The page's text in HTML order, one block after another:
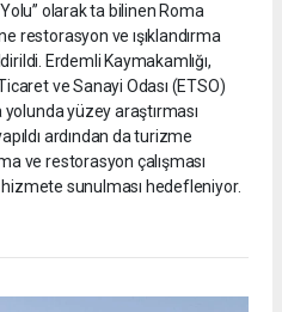
Yolu” olarak ta bilinen Roma
restorasyon ve ışıklandırma
Erdemli Kaymakamlığı,
ve Sanayi Odası (ETSO)
yolunda yüzey araştırması
ardından da turizme
ve restorasyon çalışması
hizmete sunulması hedefleniyor.